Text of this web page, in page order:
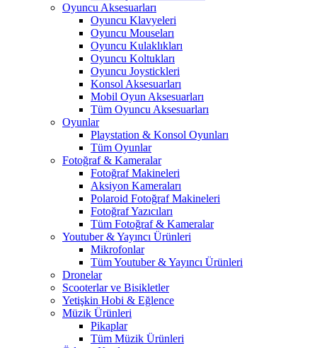
Oyuncu Aksesuarları
Oyuncu Klavyeleri
Oyuncu Mouseları
Oyuncu Kulaklıkları
Oyuncu Koltukları
Oyuncu Joystickleri
Konsol Aksesuarları
Mobil Oyun Aksesuarları
Tüm Oyuncu Aksesuarları
Oyunlar
Playstation & Konsol Oyunları
Tüm Oyunlar
Fotoğraf & Kameralar
Fotoğraf Makineleri
Aksiyon Kameraları
Polaroid Fotoğraf Makineleri
Fotoğraf Yazıcıları
Tüm Fotoğraf & Kameralar
Youtuber & Yayıncı Ürünleri
Mikrofonlar
Tüm Youtuber & Yayıncı Ürünleri
Dronelar
Scooterlar ve Bisikletler
Yetişkin Hobi & Eğlence
Müzik Ürünleri
Pikaplar
Tüm Müzik Ürünleri